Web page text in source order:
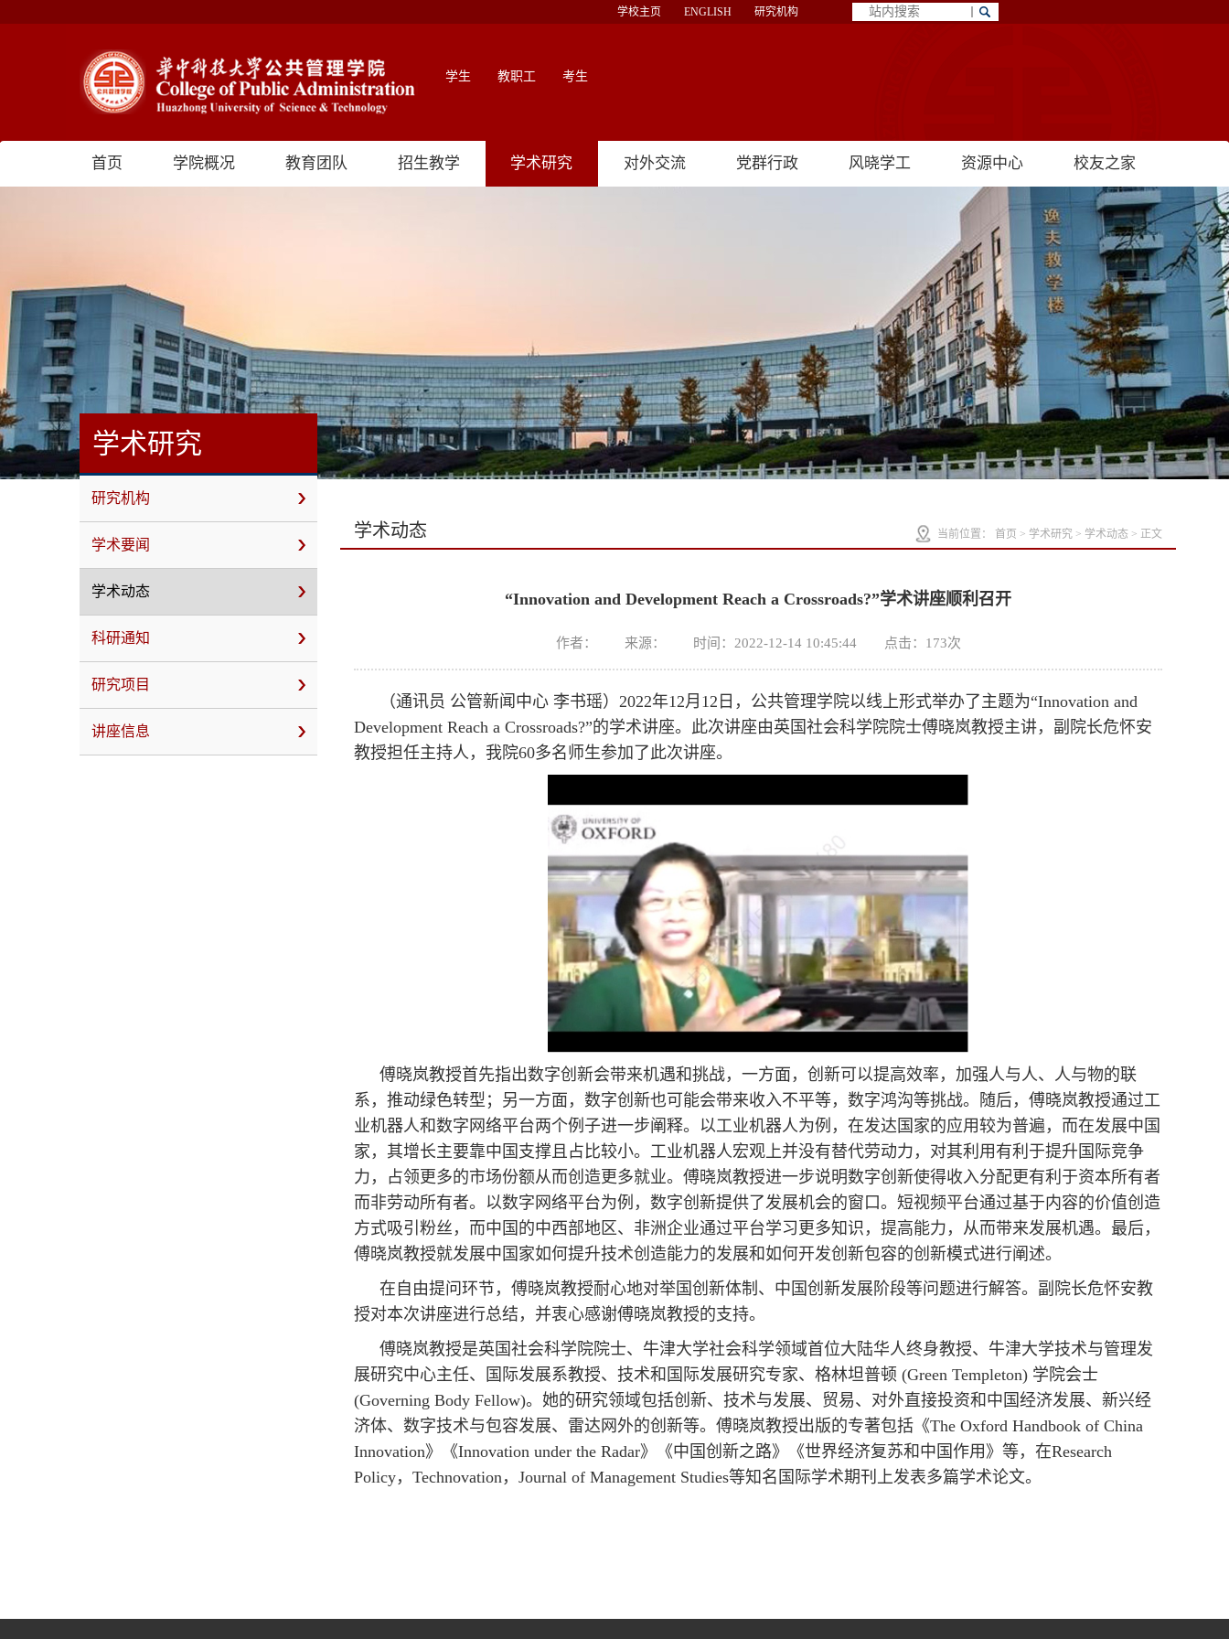
学校主页 ENGLISH 研究机构
学生 教职工 考生
首页 学院概况 教育团队 招生教学 学术研究 对外交流 党群行政 风晓学工 资源中心 校友之家
学术研究
研究机构
学术要闻
学术动态
科研通知
研究项目
讲座信息
学术动态 当前位置： 首页 > 学术研究> 学术动态> 正文
“Innovation and Development Reach a Crossroads?”学术讲座顺利召开
作者： 来源： 时间：2022-12-14 10:45:44 点击： 173次
（通讯员 公管新闻中心 李书瑶）2022年12月12日，公共管理学院以线上形式举办了主题为“Innovation and
Development Reach a Crossroads?”的学术讲座。此次讲座由英国社会科学院院士傅晓岚教授主讲，副院长危怀安
教授担任主持人，我院60多名师生参加了此次讲座。
傅晓岚教授首先指出数字创新会带来机遇和挑战，一方面，创新可以提高效率，加强人与人、人与物的联
系，推动绿色转型；另一方面，数字创新也可能会带来收入不平等，数字鸿沟等挑战。随后，傅晓岚教授通过工
业机器人和数字网络平台两个例子进一步阐释。以工业机器人为例，在发达国家的应用较为普遍，而在发展中国
家，其增长主要靠中国支撑且占比较小。工业机器人宏观上并没有替代劳动力，对其利用有利于提升国际竞争
力，占领更多的市场份额从而创造更多就业。傅晓岚教授进一步说明数字创新使得收入分配更有利于资本所有者
而非劳动所有者。以数字网络平台为例，数字创新提供了发展机会的窗口。短视频平台通过基于内容的价值创造
方式吸引粉丝，而中国的中西部地区、非洲企业通过平台学习更多知识，提高能力，从而带来发展机遇。最后，
傅晓岚教授就发展中国家如何提升技术创造能力的发展和如何开发创新包容的创新模式进行阐述。
在自由提问环节，傅晓岚教授耐心地对举国创新体制、中国创新发展阶段等问题进行解答。副院长危怀安教
授对本次讲座进行总结，并衷心感谢傅晓岚教授的支持。
傅晓岚教授是英国社会科学院院士、牛津大学社会科学领域首位大陆华人终身教授、牛津大学技术与管理发
展研究中心主任、国际发展系教授、技术和国际发展研究专家、格林坦普顿 (Green Templeton) 学院会士
(Governing Body Fellow)。她的研究领域包括创新、技术与发展、贸易、对外直接投资和中国经济发展、新兴经
济体、数字技术与包容发展、雷达网外的创新等。傅晓岚教授出版的专著包括《The Oxford Handbook of China
Innovation》《Innovation under the Radar》《中国创新之路》《世界经济复苏和中国作用》等，在Research
Policy，Technovation，Journal of Management Studies等知名国际学术期刊上发表多篇学术论文。